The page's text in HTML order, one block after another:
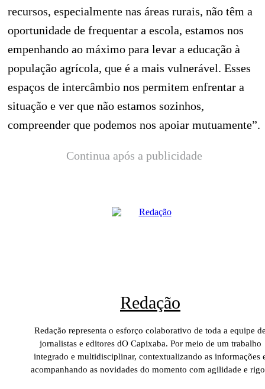
recursos, especialmente nas áreas rurais, não têm a
oportunidade de frequentar a escola, estamos nos
empenhando ao máximo para levar a educação à
população agrícola, que é a mais vulnerável. Esses
espaços de intercâmbio nos permitem enfrentar a
situação e ver que não estamos sozinhos,
compreender que podemos nos apoiar mutuamente”.
Continua após a publicidade
Redação
Redação representa o esforço colaborativo de toda a equipe
jornalistas e editores dO Capixaba. Por meio de um trabalho
integrado e multidisciplinar, contextualizando as informações
acompanhando as novidades do momento com agilidade e